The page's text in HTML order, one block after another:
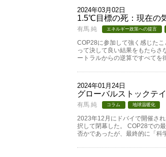
2024年03月02日
1.5℃目標の死：現在の
有馬 純 エネルギー政策への提言
COP28に参加して強く感じた
って決して良い結果をもたら
ートラルからの逆算ですべてを
2024年01月24日
グローバルストックテ
有馬 純 コラム 地球温暖化
2023年12月にドバイで開催さ
択して閉幕した。 COP28での
否かであったが、最終的に「科